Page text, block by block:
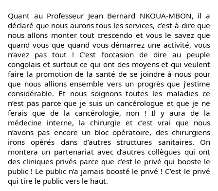
Quant au Professeur Jean Bernard NKOUA-MBON, il a
déclaré que nous aurons tous les services, c’est-à-dire que
nous allons monter tout crescendo et vous le savez que
quand vous que quand vous démarrez une activité, vous
n’avez pas tout ! C’est l’occasion de dire au peuple
congolais et surtout ce qui ont des moyens et qui veulent
faire la promotion de la santé de se joindre à nous pour
que nous allions ensemble vers un progrès que j’estime
considérable. Et nous soignons toutes les maladies ce
n’est pas parce que je suis un cancérologue et que je ne
ferais que de la cancérologie, non ! Il y aura de la
médecine interne, la chirurgie et c’est vrai que nous
n’avons pas encore un bloc opératoire, des chirurgiens
irons opérés dans d’autres structures sanitaires. On
montera un partenariat avec d’autres collègues qui ont
des cliniques privés parce que c’est le privé qui booste le
public ! Le public n’a jamais boosté le privé ! C’est le privé
qui tire le public vers le haut.